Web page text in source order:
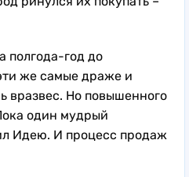
полгода-год до
же самые драже и
вразвес. Но повышенного
один мудрый
Идею. И процесс продаж